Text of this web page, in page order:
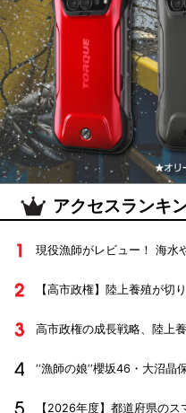
アクセスランキ
現役漁師がレビュー！ 海水
【高市政権】陸上養殖が
高市政権の成長戦略、陸上
‘‘漁師の娘‘‘櫻坂46・大沼
【2026年度】都道府県の